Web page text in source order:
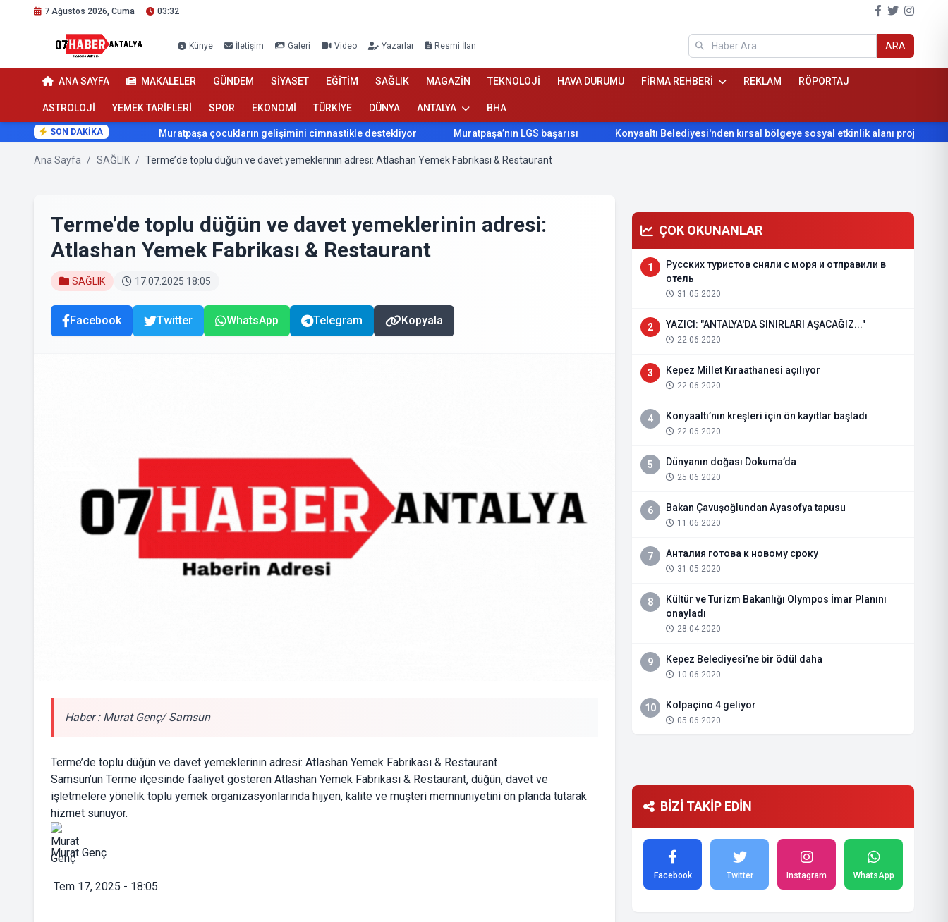
7 Ağustos 2026, Cuma 03:32
Künye İletişim Galeri Video Yazarlar Resmi İlan ARA
ANA SAYFA MAKALELER GÜNDEM SİYASET EĞİTİM SAĞLIK MAGAZİN TEKNOLOJİ HAVA DURUMU FİRMA REHBERİ REKLAM RÖPORTAJ
ASTROLOJİ YEMEK TARİFLERİ SPOR EKONOMİ TÜRKİYE DÜNYA ANTALYA BHA
SON DAKİKA
Muratpaşa çocukların gelişimini cimnastikle destekliyor Muratpaşa’nın LGS başarısı Konyaaltı Belediyesi'nden kırsal bölgeye sosyal etkinlik alanı projesi Konyaaltı
Ana Sayfa / SAĞLIK / Terme’de toplu düğün ve davet yemeklerinin adresi: Atlashan Yemek Fabrikası & Restaurant
Terme’de toplu düğün ve davet yemeklerinin adresi:
Atlashan Yemek Fabrikası & Restaurant
SAĞLIK 17.07.2025 18:05
Facebook Twitter WhatsApp Telegram Kopyala
Haber : Murat Genç/ Samsun
Terme’de toplu düğün ve davet yemeklerinin adresi: Atlashan Yemek Fabrikası & Restaurant
Samsun’un Terme ilçesinde faaliyet gösteren Atlashan Yemek Fabrikası & Restaurant, düğün, davet ve
işletmelere yönelik toplu yemek organizasyonlarında hijyen, kalite ve müşteri memnuniyetini ön planda tutarak
hizmet sunuyor.
Murat Genç
Tem 17, 2025 - 18:05
ÇOK OKUNANLAR
1
Русских туристов сняли с моря и отправили в
отель
31.05.2020
2 YAZICI: "ANTALYA'DA SINIRLARI AŞACAĞIZ..."
22.06.2020
3 Kepez Millet Kıraathanesi açılıyor
22.06.2020
4 Konyaaltı’nın kreşleri için ön kayıtlar başladı
22.06.2020
5 Dünyanın doğası Dokuma’da
25.06.2020
6 Bakan Çavuşoğlundan Ayasofya tapusu
11.06.2020
7 Анталия готова к новому сроку
31.05.2020
8
Kültür ve Turizm Bakanlığı Olympos İmar Planını
onayladı
28.04.2020
9 Kepez Belediyesi’ne bir ödül daha
10.06.2020
10 Kolpaçino 4 geliyor
05.06.2020
BİZİ TAKİP EDİN
Facebook Twitter Instagram WhatsApp